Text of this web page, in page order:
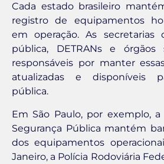
Cada estado brasileiro
registro de equipamentos
em operação. As secretarias
pública, DETRANs e órgãos
responsáveis por manter
atualizadas e disponíveis
pública.
Em São Paulo, por exemplo, a
Segurança Pública mantém
dos equipamentos
Janeiro, a Polícia Rodoviária